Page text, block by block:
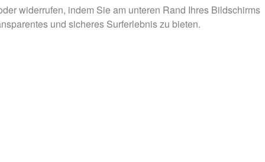
widerrufen, indem Sie am unteren Rand Ihres Bildschirms
und sicheres Surferlebnis zu bieten.